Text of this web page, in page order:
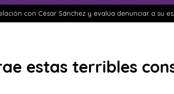
con César Sánchez y evalúa denunciar a su
estas terribles